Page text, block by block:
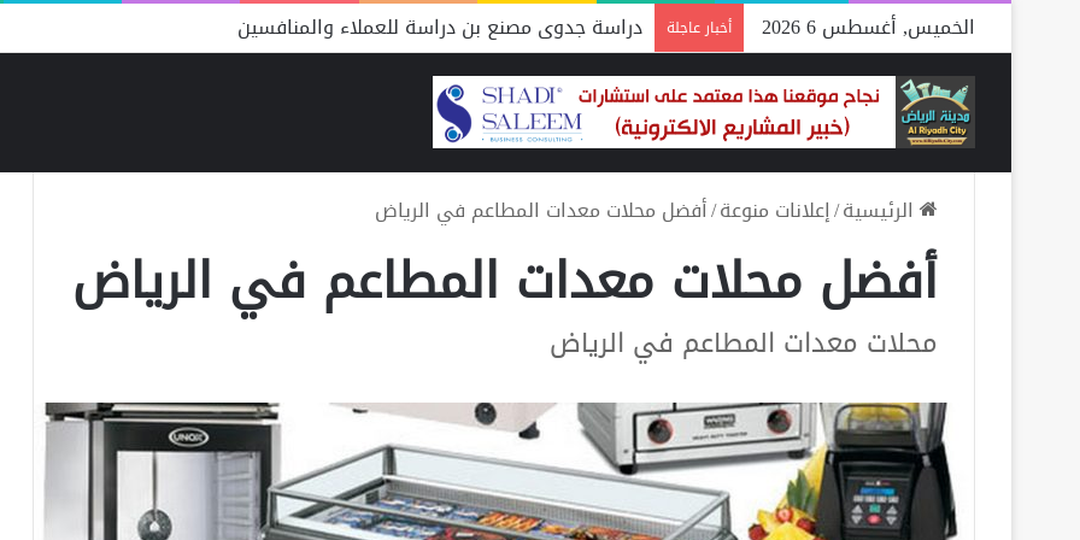
الخميس, أغسطس 6 2026 أخبار عاجلة دراسة جدوى مصنع بن دراسة للعملاء والمنافسين
الرئيسية/إعلانات منوعة/أفضل محلات معدات المطاعم في الرياض
أفضل محلات معدات المطاعم في الرياض
محلات معدات المطاعم في الرياض